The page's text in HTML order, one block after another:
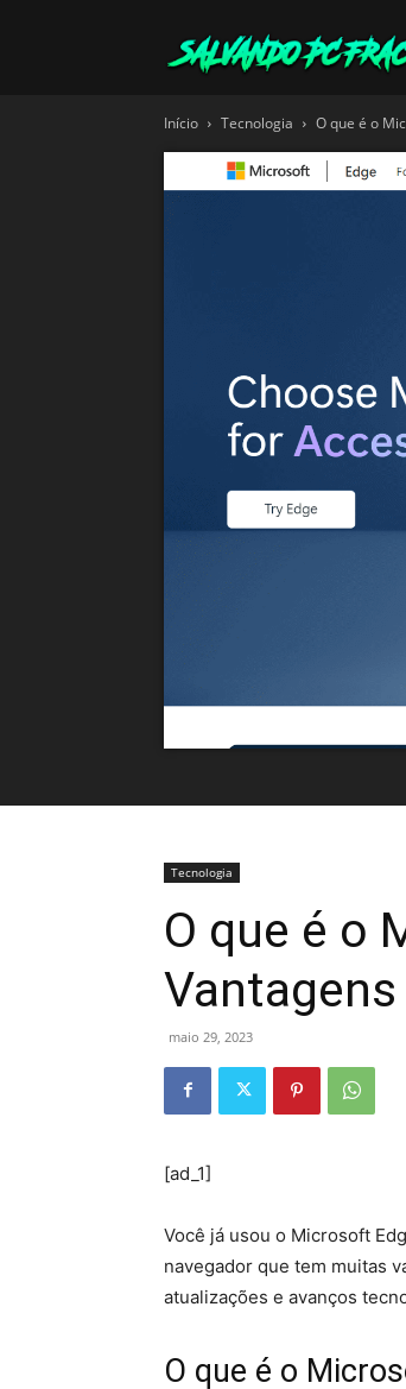
Início Tecnologia O que é o
Tecnologia
O que é o
maio 29, 2023
[ad_1]
Você já usou o Microsoft
navegador que tem muitas
atualizações e avanços
O que é o